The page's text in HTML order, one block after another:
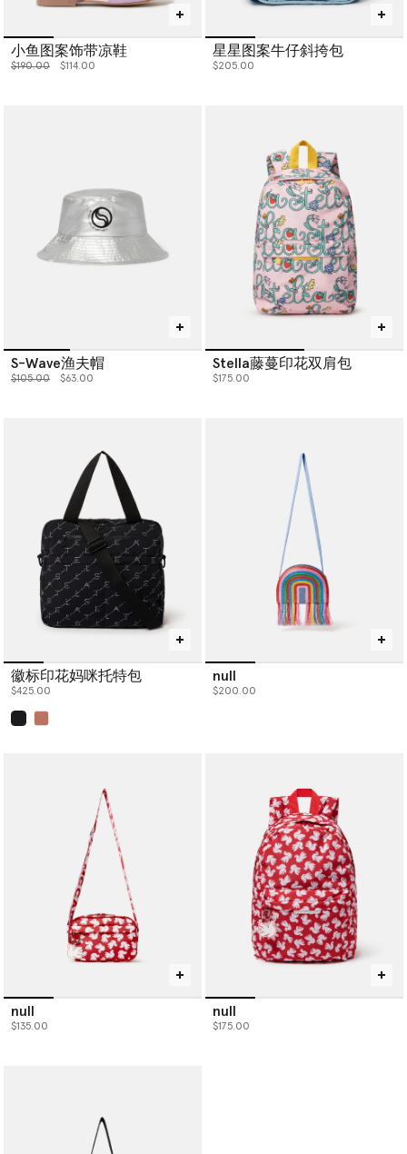
小鱼图案饰带凉鞋
价格从
$190.00下降至
$114.00
星星图案牛仔斜挎包
$205.00
S-Wave渔夫帽
价格从
$105.00下降至
$63.00
Stella藤蔓印花双肩包
$175.00
徽标印花妈咪托特包
$425.00
null
$200.00
null
$135.00
null
$175.00